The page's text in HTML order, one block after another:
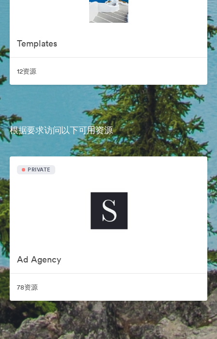
Templates
12资源
根据要求访问以下可用资源
PRIVATE
Ad Agency
78资源